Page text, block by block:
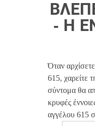
- Η
Όταν
615, χαρείτε
σύντομα θα
κρυφές
αγγέλου 615